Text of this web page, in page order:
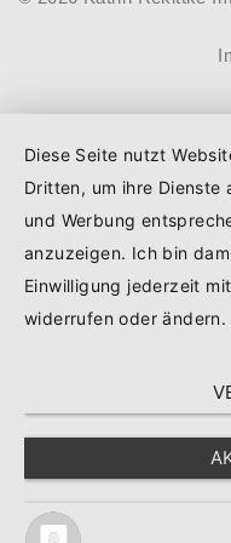
beantragen.
Kind steigt
Euro
Familien
werden aus
(BMWSB)
Laufzeit
Diese Seite nutzt
Dritten, um ihre
und Werbung
anzuzeigen. Ich bin
Einwilligung jederzeit
widerrufen oder ändern.